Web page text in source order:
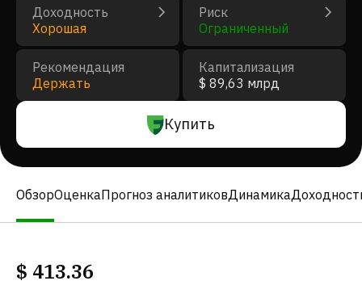
Доходность
Хорошая
Риск
Ограниченный
Рекомендация
Держать
Капитализация
$ 89,63 млрд
Купить
ОбзорОценкаПрогноз аналитиковДинамика
$ 413.36